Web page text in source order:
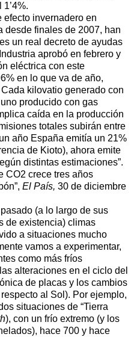
efecto invernadero en
desde finales de 2007, han
un real decreto de ayudas
aprobó en febrero y
eléctrica con este
en lo que va de año,
kilovatio generado con
producido con gas
caída en la producción
totales subirán entre
año España emitía un 21%
de Kioto), ahora emite
distintas estimaciones”.
CO2 crece tres años
El País, 30 de diciembre
(a lo largo de sus
de existencia) climas
a situaciones mucho
vamos a experimentar,
como más fríos
alteraciones en el ciclo del
de placas y los cambios
al Sol). Por ejemplo,
situaciones de “Tierra
), con un frío extremo (y los
hace 700 y hace